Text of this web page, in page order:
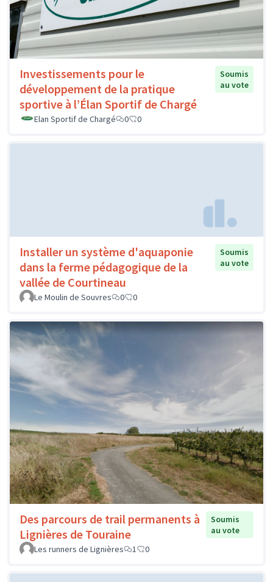
Investissements pour le
développement de la pratique
sportive à l’Élan Sportif de Chargé
Soumis
au vote
Elan Sportif de Chargé 0 0
Installer un système d'aquaponie
dans la ferme pédagogique de la
vallée de Courtineau
Soumis
au vote
Le Moulin de Souvres 0 0
Des parcours de trail permanents à
Lignières de Touraine
Soumis
au vote
Les runners de Lignières
1 0